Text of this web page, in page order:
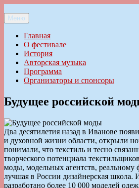
к
содержимому
Ильменский фестиваль авторской песни
Меню
Главная
О фестивале
История
Авторская музыка
Программа
Организаторы и спонсоры
Будущее российской
Два десятилетия назад в Иванове
и духовной жизни области, открыли
понимали, что текстиль и тесно
творческого потенциала
моды, модельных агентств, реальному
лучшая в России дизайнерская школа.
разработано более 10 000 моделей